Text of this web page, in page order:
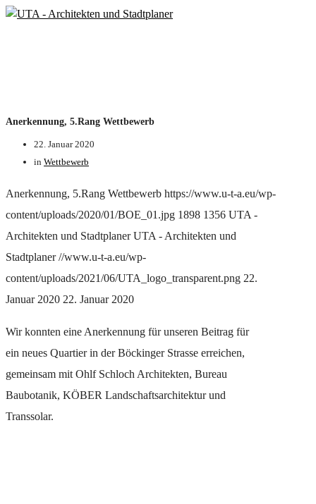
Anerkennung, 5.Rang Wettbewerb
22. Januar 2020
in Wettbewerb
Anerkennung, 5.Rang Wettbewerb https://www.u-t-a.eu/wp-
content/uploads/2020/01/BOE_01.jpg 1898 1356 UTA -
Architekten und Stadtplaner UTA - Architekten und
Stadtplaner //www.u-t-a.eu/wp-
content/uploads/2021/06/UTA_logo_transparent.png 22.
Januar 2020 22. Januar 2020
Wir konnten eine Anerkennung für unseren Beitrag für
ein neues Quartier in der Böckinger Strasse erreichen,
gemeinsam mit Ohlf Schloch Architekten, Bureau
Baubotanik, KÖBER Landschaftsarchitektur und
Transsolar.